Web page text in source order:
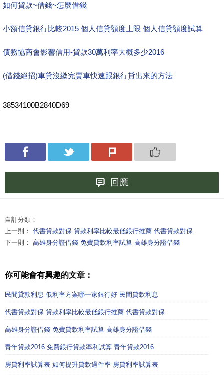
如何貸款~借錢~怎麼借錢
小額信貸銀行比較2015 個人信貸額度上限 個人信貸額度試算
債務協商會影響信用-貸款30萬利率大概多少2016
(借錢絕招)車貸沒繳完賣車快速跟銀行貸出來的方法
38534100B2840D69
回應
自訂分類：
上一則： 代書貸款對保 貸款利率比較最低銀行推薦 代書貸款對保
下一則： 高雄身分證借錢 免費貸款利率試算 高雄身分證借錢
你可能會有興趣的文章：
民間貸款利息 低利率方案哪一家銀行好 民間貸款利息
代書貸款對保 貸款利率比較最低銀行推薦 代書貸款對保
高雄身分證借錢 免費貸款利率試算 高雄身分證借錢
青年貸款2016 免費銀行貸款率利試算 青年貸款2016
房貸利率試算表 如何提升貸款過件率 房貸利率試算表